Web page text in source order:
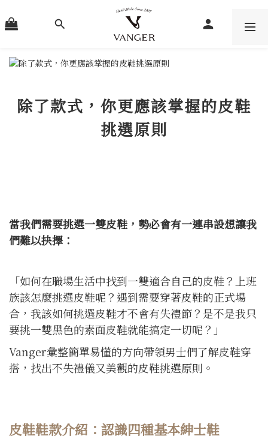
除了款式，你更應該掌握的皮鞋
挑選原則
當我們需要挑選一雙皮鞋，勢必會有一連串設想讓我
們難以抉擇：
「如何在職場生活中找到一雙適合自己的皮鞋？上班
族該怎麼挑選皮鞋呢？遇到需要穿著皮鞋的正式場
合，我該如何挑選皮鞋才不會有失禮節？是不是我只
要挑一雙黑色的素面皮鞋就能搞定一切呢？」
Vanger彙整簡單易懂的方向帶領男士們了解皮鞋穿
搭，找出不失禮儀又美觀的皮鞋挑選原則。
皮鞋鞋款介紹：認識四種基本紳士鞋